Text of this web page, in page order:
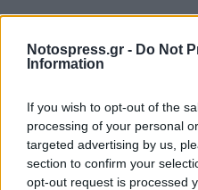
Notospress.gr - Do Not
Information
If you wish to opt-out of the
processing of your personal
targeted advertising by us,
section to confirm your
opt-out request is processed